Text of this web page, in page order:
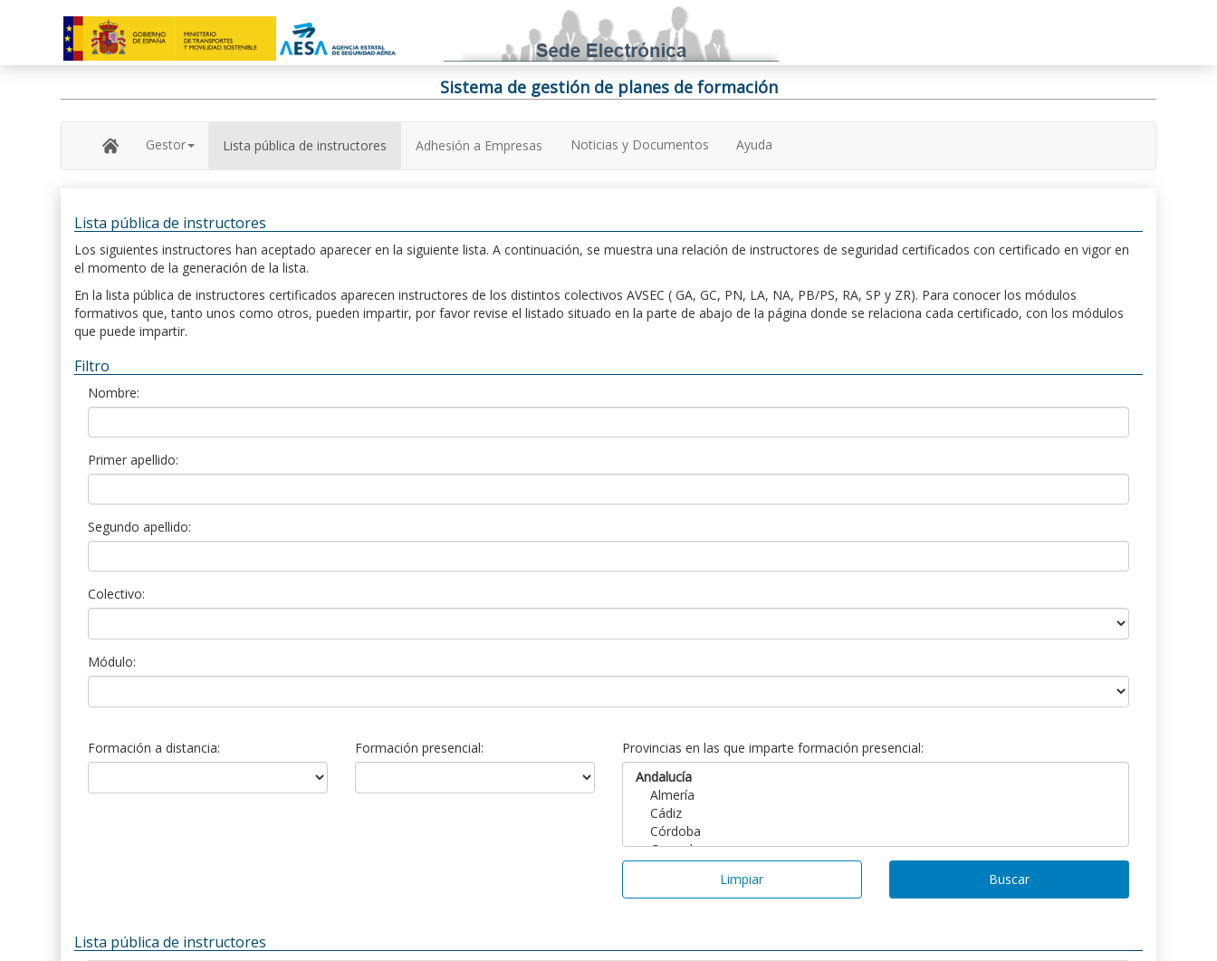
Sistema de gestión de planes de formación
Gestor Lista pública de instructores Adhesión a Empresas Noticias y Documentos Ayuda
Lista pública de instructores
Los siguientes instructores han aceptado aparecer en la siguiente lista. A continuación, se muestra una relación de instructores de seguridad certificados con certificado en vigor en
el momento de la generación de la lista.
En la lista pública de instructores certificados aparecen instructores de los distintos colectivos AVSEC ( GA, GC, PN, LA, NA, PB/PS, RA, SP y ZR). Para conocer los módulos
formativos que, tanto unos como otros, pueden impartir, por favor revise el listado situado en la parte de abajo de la página donde se relaciona cada certificado, con los módulos
que puede impartir.
Filtro
Nombre:
Primer apellido:
Segundo apellido:
Colectivo:
Módulo:
Formación a distancia: Formación presencial: Provincias en las que imparte formación presencial:
Limpiar Buscar
Lista pública de instructores